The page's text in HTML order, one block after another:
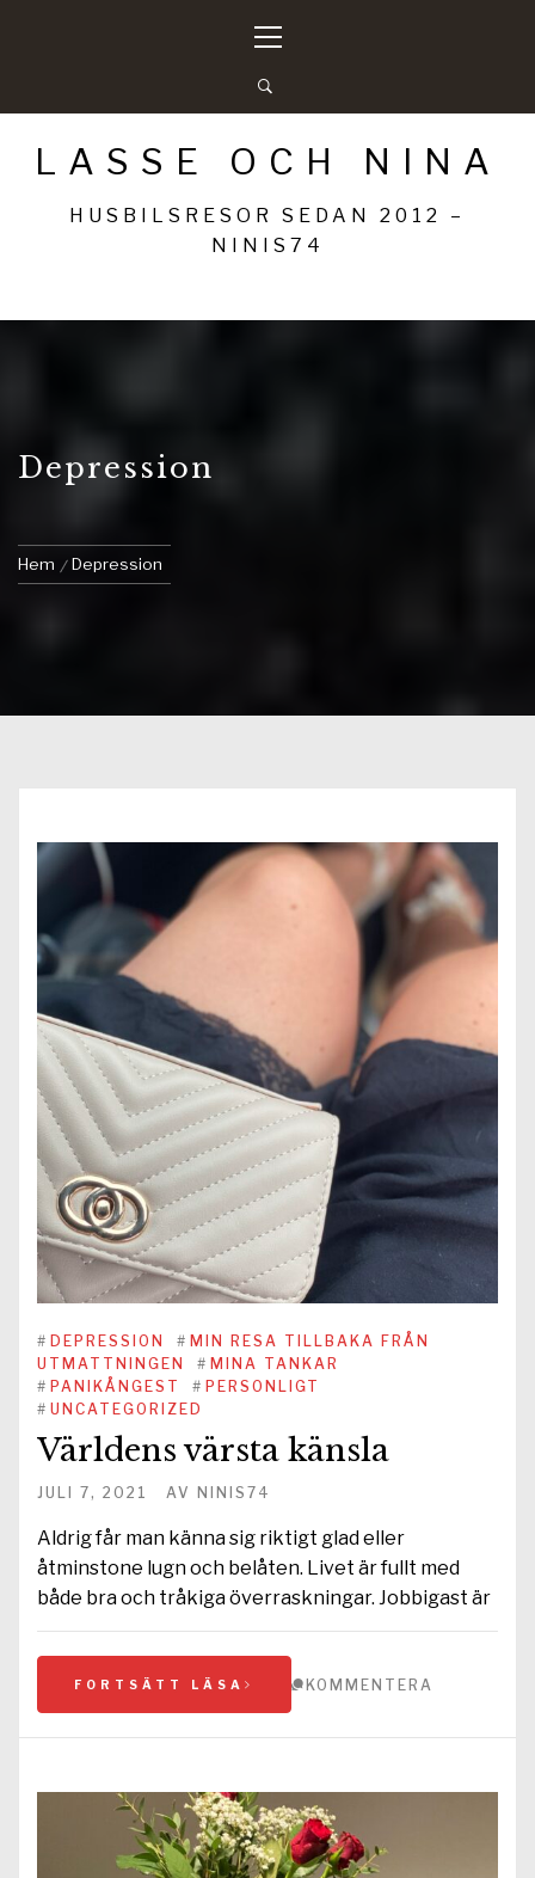
meny
LASSE OCH NINA
HUSBILSRESOR SEDAN 2012 –
NINIS74
Depression
Hem Depression
# DEPRESSION # MIN RESA TILLBAKA FRÅN
UTMATTNINGEN
# MINA TANKAR
# PANIKÅNGEST # PERSONLIGT
# UNCATEGORIZED
Världens värsta känsla
JULI 7, 2021 AV NINIS74
Aldrig får man känna sig riktigt glad eller
åtminstone lugn och belåten. Livet är fullt med
både bra och tråkiga överraskningar. Jobbigast är
FORTSÄTT LÄSA KOMMENTERA